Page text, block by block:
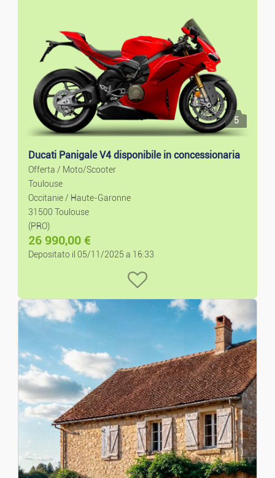
Elettrodomestici
Bricolage E Giardinaggio
5
Ducati Panigale V4 disponibile in concessionaria
Offerta / Moto/Scooter
Toulouse
Occitanie / Haute-Garonne
31500 Toulouse
(PRO)
26 990,00 €
Depositato il 05/11/2025 a 16:33